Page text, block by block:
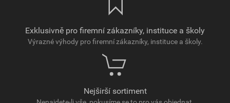
Exklusivně pro firemní zákazníky, instituce a školy
Výrazné výhody pro firemní zákazníky, instituce a školy.
Nejširší sortiment